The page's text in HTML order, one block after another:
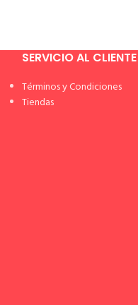
SERVICIO AL CLIENTE
Términos y Condiciones
Tiendas